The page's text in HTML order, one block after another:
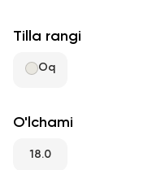
Sevimli
+998 71 205 22 22
Tilla rangi
Oq
O'lchami
18.0